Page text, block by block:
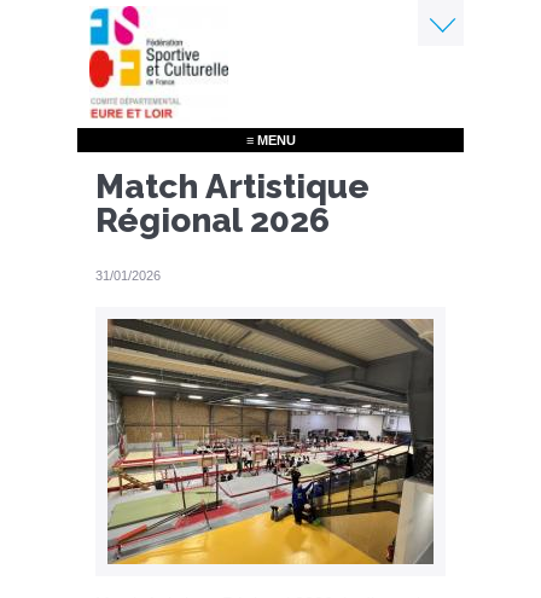
Aller
au
contenu
principal
≡ MENU
Match Artistique
Régional 2026
31/01/2026